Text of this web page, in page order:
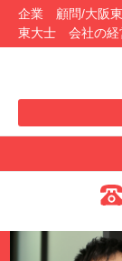
企業 顧問/大阪東
東大士 会社の経